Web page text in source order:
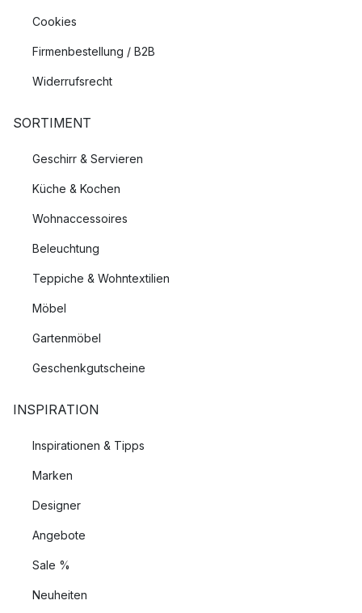
Cookies
Firmenbestellung / B2B
Widerrufsrecht
SORTIMENT
Geschirr & Servieren
Küche & Kochen
Wohnaccessoires
Beleuchtung
Teppiche & Wohntextilien
Möbel
Gartenmöbel
Geschenkgutscheine
INSPIRATION
Inspirationen & Tipps
Marken
Designer
Angebote
Sale %
Neuheiten